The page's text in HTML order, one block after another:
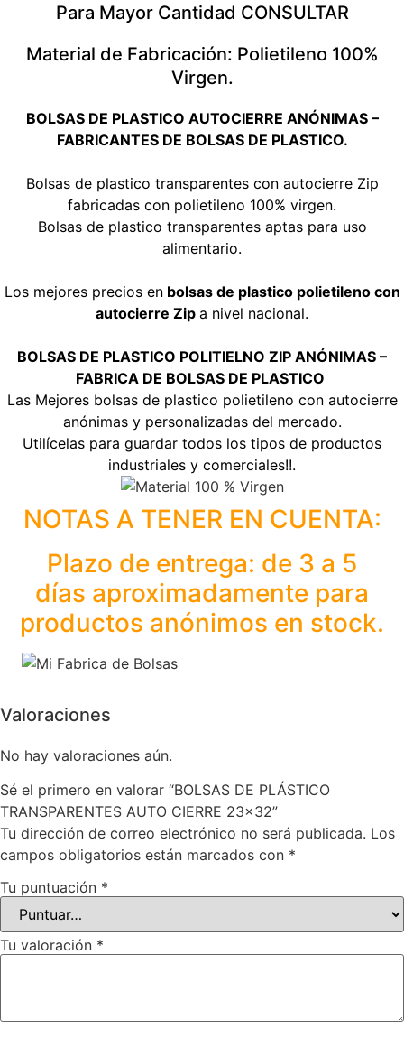
Para Mayor Cantidad CONSULTAR
Material de Fabricación: Polietileno 100%
Virgen.
BOLSAS DE PLASTICO AUTOCIERRE ANÓNIMAS –
FABRICANTES DE BOLSAS DE PLASTICO.
Bolsas de plastico transparentes con autocierre Zip
fabricadas con polietileno 100% virgen.
Bolsas de plastico transparentes aptas para uso
alimentario.
Los mejores precios enbolsas de plastico polietileno con
autocierre Zip a nivel nacional.
BOLSAS DE PLASTICO POLITIELNO ZIP ANÓNIMAS –
FABRICA DE BOLSAS DE PLASTICO
Las Mejores bolsas de plastico polietileno con autocierre
anónimas y personalizadas del mercado.
Utilícelas para guardar todos los tipos de productos
industriales y comerciales!!.
NOTAS A TENER EN CUENTA:
Plazo de entrega: de 3 a 5
días aproximadamente para
productos anónimos en stock.
Valoraciones
No hay valoraciones aún.
Sé el primero en valorar “BOLSAS DE PLÁSTICO
TRANSPARENTES AUTO CIERRE 23×32”
Tu dirección de correo electrónico no será publicada. Los
campos obligatorios están marcados con *
Tu puntuación *
Tu valoración *